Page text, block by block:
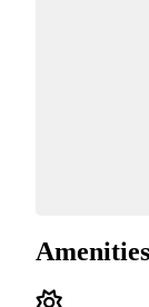
Amenities